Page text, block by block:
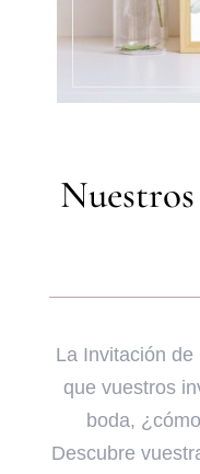
La Invitación
que vuestros
boda,
Descubre